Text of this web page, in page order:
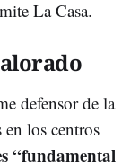
La Casa.
defensor de la
los centros
“fundamental